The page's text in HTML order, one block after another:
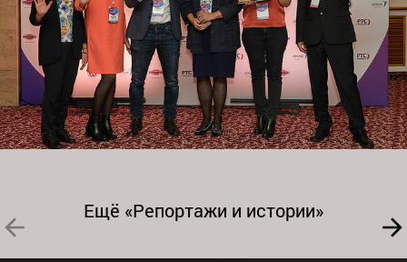
Ещё «Репортажи и истории»